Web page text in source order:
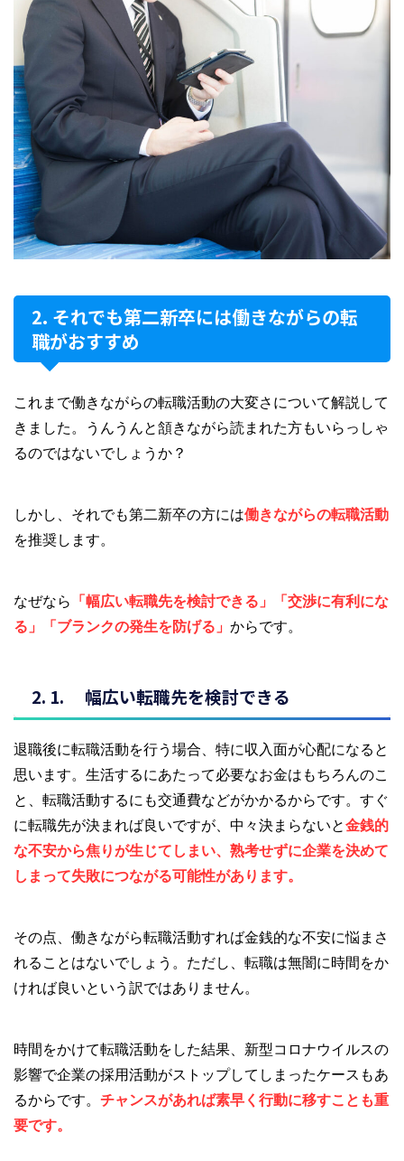
それでも第二新卒には働きながらの転
職がおすすめ
これまで働きながらの転職活動の大変さについて解説して
きました。うんうんと頷きながら読まれた方もいらっしゃ
るのではないでしょうか？
しかし、それでも第二新卒の方には働きながらの転職活動
を推奨します。
なぜなら 「幅広い転職先を検討できる」「交渉に有利にな
る」「ブランクの発生を防げる」 からです。
幅広い転職先を検討できる
退職後に転職活動を行う場合、特に収入面が心配になると
思います。生活するにあたって必要なお金はもちろんのこ
と、転職活動するにも交通費などがかかるからです。すぐ
に転職先が決まれば良いですが、中々決まらないと金銭的
な不安から焦りが生じてしまい、熟考せずに企業を決めて
しまって失敗につながる可能性があります。
その点、働きながら転職活動すれば金銭的な不安に悩まさ
れることはないでしょう。ただし、転職は無闇に時間をか
ければ良いという訳ではありません。
時間をかけて転職活動をした結果、新型コロナウイルスの
影響で企業の採用活動がストップしてしまったケースもあ
るからです。 チャンスがあれば素早く行動に移すことも重
要です。